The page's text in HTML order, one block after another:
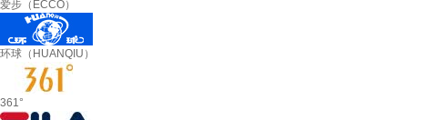
爱步（ECCO）
环球（HUANQIU）
361°